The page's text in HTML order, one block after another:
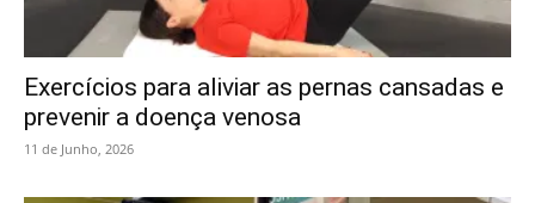
Exercícios para aliviar as pernas cansadas e
prevenir a doença venosa
11 de Junho, 2026